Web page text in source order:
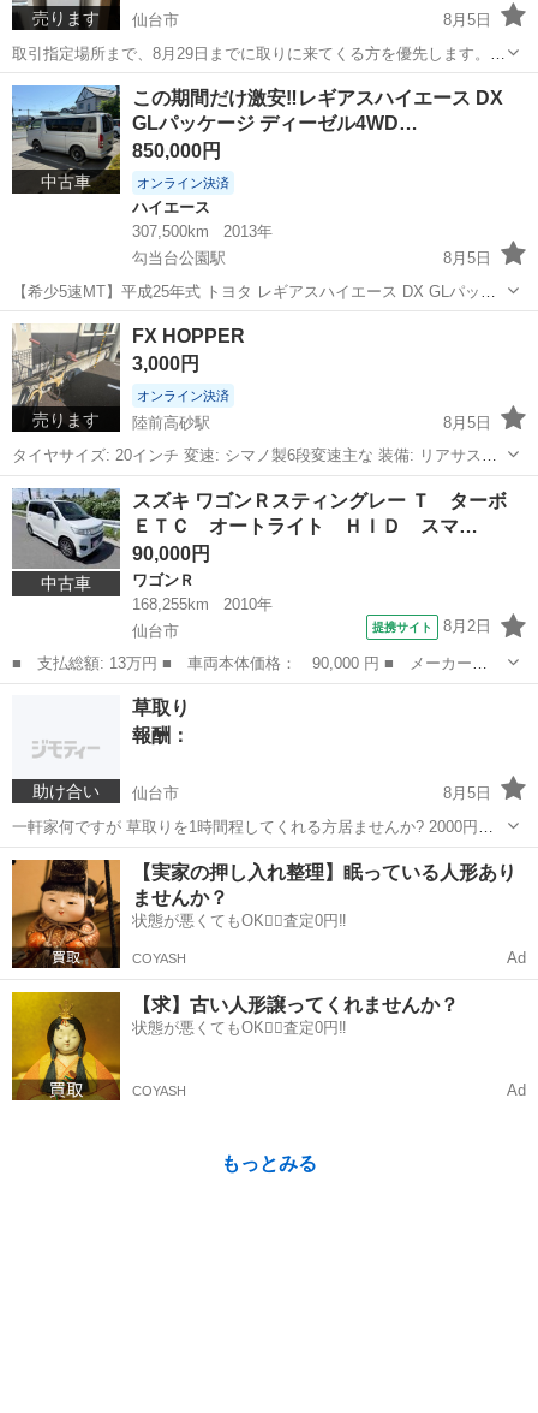
売ります 仙台市
8月5日
取引指定場所まで、8月29日までに取りに来てくる方を優先します。
よろしくおねがいします。
宮城 仙台市 その他 ラック
中古車
この期間だけ激安‼️レギアスハイエース DX
GLパッケージ ディーゼル4WD…
850,000円
オンライン決済
ハイエース
307,500km
2013年
勾当台公園駅
8月5日
【希少5速MT】平成25年式 トヨタ レギアスハイエース DX GLパッケ
ージ ディーゼル 4WD 車検令和9年1月5日まで ご覧いただきありがと
うございます。 希少な5速マニュアル・ディーゼル・4WDのハイエー
ス DX...
宮城 仙台市
売ります
FX HOPPER
3,000円
オンライン決済
陸前高砂駅
8月5日
タイヤサイズ: 20インチ 変速: シマノ製6段変速主な 装備: リアサスペ
ンション、前カゴ、ダイナモライト サイズ: 幅81cm × 奥行137cm ×
高さ46cm 色: ベージュ サビや汚れはありますが、走行はできま...
宮城 仙台市 陸前高砂駅 折りたたみ自転車
中古車
スズキ ワゴンＲスティングレー Ｔ ターボ
ＥＴＣ オートライト ＨＩＤ スマ…
90,000円
ワゴンＲ
168,255km
2010年
仙台市
提携サイト 8月2日
■ 支払総額: 13万円 ■ 車両本体価格： 90,000 円 ■ メーカー
名： スズキ ■ 車種名： ワゴンＲスティングレー ■ グレード
名： Ｔ ターボ ＥＴＣ オートライト ＨＩＤ スマートキー
電動格納ミラー ベン...
仙台市 ワゴンＲ
助け合い
草取り
報酬：
仙台市
8月5日
一軒家何ですが 草取りを1時間程してくれる方居ませんか? 2000円で
お願いしたいです
宮城 仙台市 手伝って/助けて
もっとみる